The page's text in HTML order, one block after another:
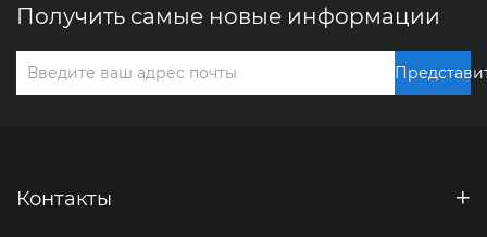
Получить самые новые информации
Контакты